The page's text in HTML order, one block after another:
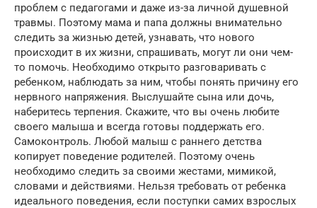
проблем с педагогами и даже из-за личной душевной
травмы. Поэтому мама и папа должны внимательно
следить за жизнью детей, узнавать, что нового
происходит в их жизни, спрашивать, могут ли они чем-
то помочь. Необходимо открыто разговаривать с
ребенком, наблюдать за ним, чтобы понять причину его
нервного напряжения. Выслушайте сына или дочь,
наберитесь терпения. Скажите, что вы очень любите
своего малыша и всегда готовы поддержать его.
Самоконтроль. Любой малыш с раннего детства
копирует поведение родителей. Поэтому очень
необходимо следить за своими жестами, мимикой,
словами и действиями. Нельзя требовать от ребенка
идеального поведения, если поступки самих взрослых